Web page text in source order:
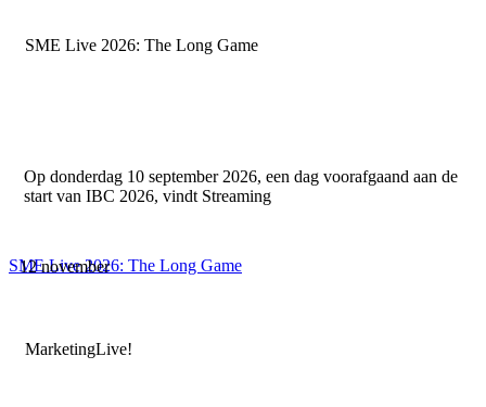
SME Live 2026: The Long Game
Op donderdag 10 september 2026, een dag voorafgaand aan de
start van IBC 2026, vindt Streaming
SME Live 2026: The Long Game
12 november
MarketingLive!